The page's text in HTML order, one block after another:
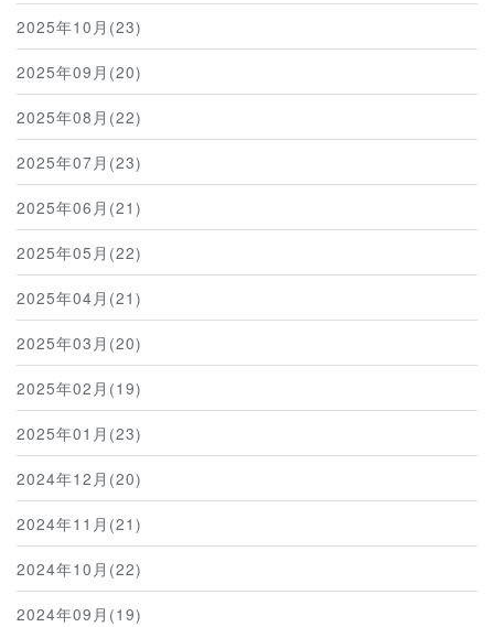
2025年10月(23)
2025年09月(20)
2025年08月(22)
2025年07月(23)
2025年06月(21)
2025年05月(22)
2025年04月(21)
2025年03月(20)
2025年02月(19)
2025年01月(23)
2024年12月(20)
2024年11月(21)
2024年10月(22)
2024年09月(19)